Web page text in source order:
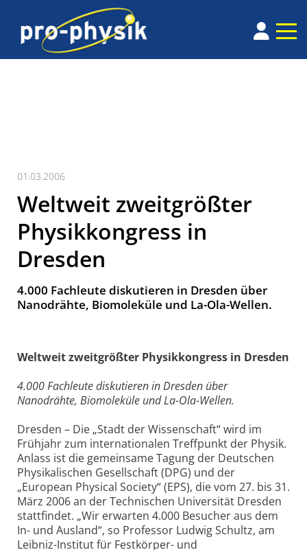
01.03.2006
Weltweit zweitgrößter
Physikkongress in
Dresden
4.000 Fachleute diskutieren in Dresden über
Nanodrähte, Biomoleküle und La-Ola-Wellen.
Weltweit zweitgrößter Physikkongress in Dresden
4.000 Fachleute diskutieren in Dresden über
Nanodrähte, Biomoleküle und La-Ola-Wellen.
Dresden – Die „Stadt der Wissenschaft“ wird im
Frühjahr zum internationalen Treffpunkt der Physik.
Anlass ist die gemeinsame Tagung der Deutschen
Physikalischen Gesellschaft (DPG) und der
„European Physical Society“ (EPS), die vom 27. bis 31.
März 2006 an der Technischen Universität Dresden
stattfindet. „Wir erwarten 4.000 Besucher aus dem
In- und Ausland“, so Professor Ludwig Schultz, am
Leibniz-Institut für Festkörper- und